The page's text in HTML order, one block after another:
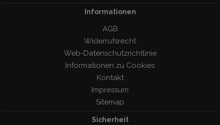
Informationen
AGB
Widerrufsrecht
Web-Datenschutzrichtlinie
Informationen zu Cookies
Kontakt
Impressum
Sitemap
Sicherheit